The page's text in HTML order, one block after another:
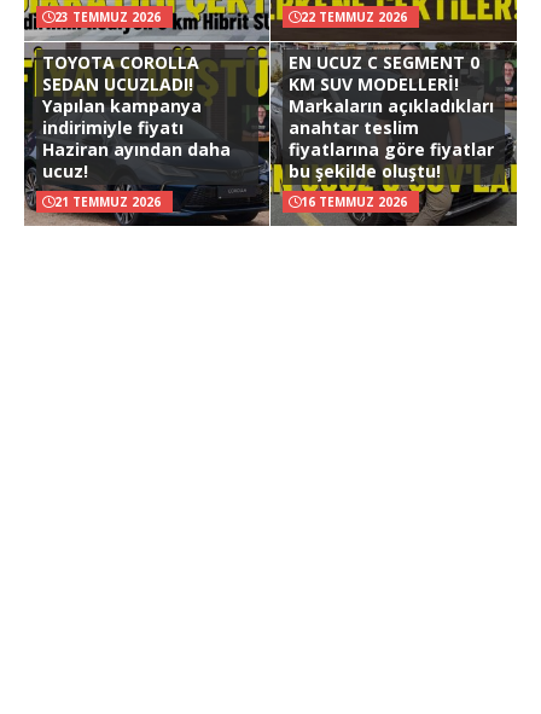
23 TEMMUZ 2026 22 TEMMUZ 2026
TOYOTA COROLLA
SEDAN UCUZLADI!
Yapılan kampanya
indirimiyle fiyatı
Haziran ayından daha
ucuz!
21 TEMMUZ 2026
EN UCUZ C SEGMENT 0
KM SUV MODELLERİ!
Markaların açıkladıkları
anahtar teslim
fiyatlarına göre fiyatlar
bu şekilde oluştu!
16 TEMMUZ 2026